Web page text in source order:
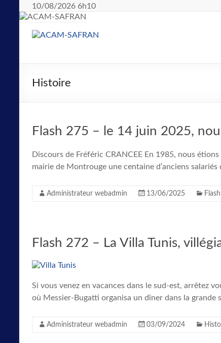
10/08/2026 6h10
Histoire
Flash 275 – le 14 juin 2025,
Discours de Fréféric CRANCEE En 1985, nous
mairie de Montrouge une centaine d’anciens
Administrateur webadmin 13/06/2025
Flash 272 – La Villa Tunis,
Si vous venez en vacances dans le sud-est, arrêtez
où Messier-Bugatti organisa un dîner dans la grande
Administrateur webadmin 03/09/2024